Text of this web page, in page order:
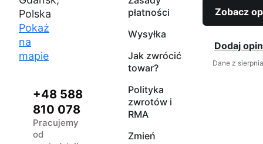
Polska
Pokaż
na
mapie
+48 588
810 078
Pracujemy
od
płatności
Wysyłka
Jak zwrócić
towar?
Polityka
zwrotów i
RMA
Zmień
Zobacz
Dodaj
Dane z